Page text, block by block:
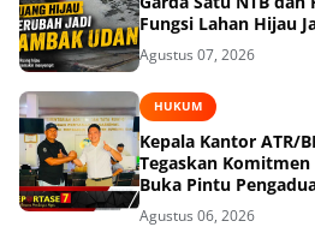
Fungsi Lahan Hijau
Agustus 07, 2026
HUKUM
Kepala Kantor ATR/
Tegaskan
Buka Pintu
Agustus 06, 2026